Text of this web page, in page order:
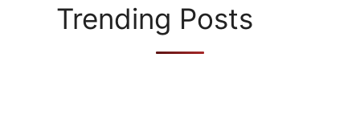
Trending Posts